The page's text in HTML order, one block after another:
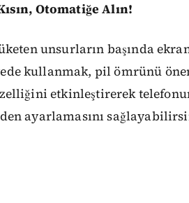
Otomatiğe Alın!
unsurların başında
kullanmak, pil ömrünü
etkinleştirerek
ayarlamasını